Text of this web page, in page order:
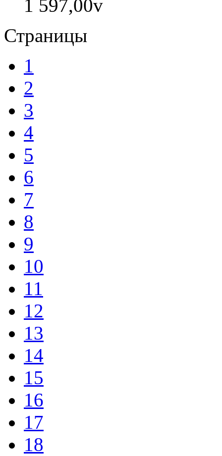
1 597,00v
Страницы
1
2
3
4
5
6
7
8
9
10
11
12
13
14
15
16
17
18